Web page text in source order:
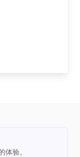
体验。